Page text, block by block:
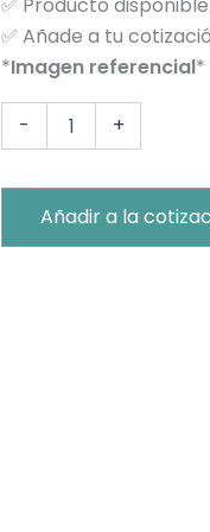
✅ Añade a tu
*Imagen referencial*
-
ORO
CHICO
25MM
+
Añadir a la